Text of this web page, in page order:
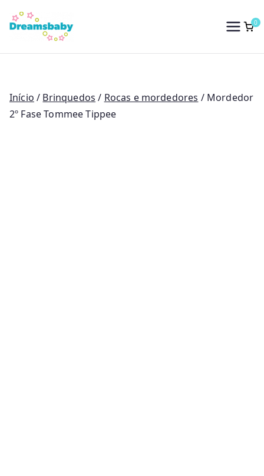
para
conteúdo
Dreams Baby
0
Início / Brinquedos / Rocas e mordedores / Mordedor
2º Fase Tommee Tippee